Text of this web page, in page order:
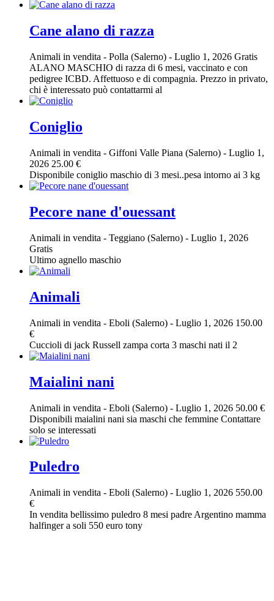
Cane alano di razza
Animali in vendita - Polla (Salerno) - Luglio 1, 2026 Gratis
ALANO MASCHIO di razza di 6 mesi, vaccinato e con
pedigree ICBD. Affettuoso e di compagnia. Prezzo in privato,
chi è interessato può contattarmi al
Coniglio
Animali in vendita - Giffoni Valle Piana (Salerno) - Luglio 1,
2026 25.00 €
Disponibile coniglio maschio di 3 mesi..pesa intorno ai 3 kg
Pecore nane d'ouessant
Animali in vendita - Teggiano (Salerno) - Luglio 1, 2026
Gratis
Ultimo agnello maschio
Animali
Animali in vendita - Eboli (Salerno) - Luglio 1, 2026 150.00
€
Cuccioli di jack Russell zampa corta 3 maschi nati il 2
Maialini nani
Animali in vendita - Eboli (Salerno) - Luglio 1, 2026 50.00 €
Disponibili maialini nani sia maschi che femmine Contattare
solo se interessati
Puledro
Animali in vendita - Eboli (Salerno) - Luglio 1, 2026 550.00
€
In vendita bellissimo puledro 8 mesi padre Argentino mamma
halfinger a soli 550 euro tony